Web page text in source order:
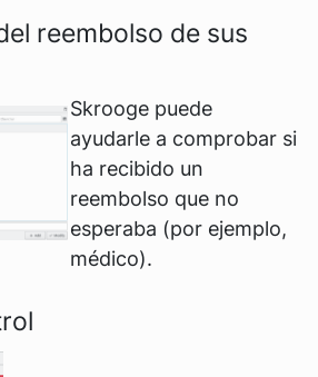
reembolso de sus
Skrooge puede
ayudarle a comprobar si
ha recibido un
reembolso que no
esperaba (por ejemplo,
médico).